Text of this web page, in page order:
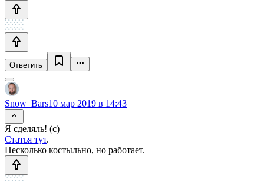
Ответить
Snow_Bars10 мар 2019 в 14:43
Я сделяль! (с)
Статья тут.
Несколько костыльно, но работает.